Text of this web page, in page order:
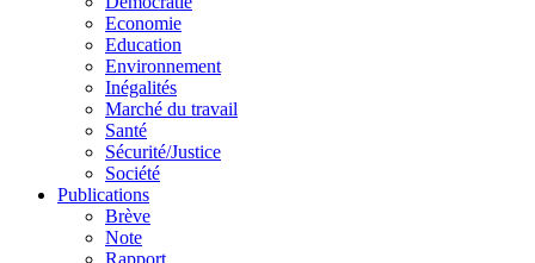
Economie
Education
Environnement
Inégalités
Marché du travail
Santé
Sécurité/Justice
Société
Publications
Brève
Note
Rapport